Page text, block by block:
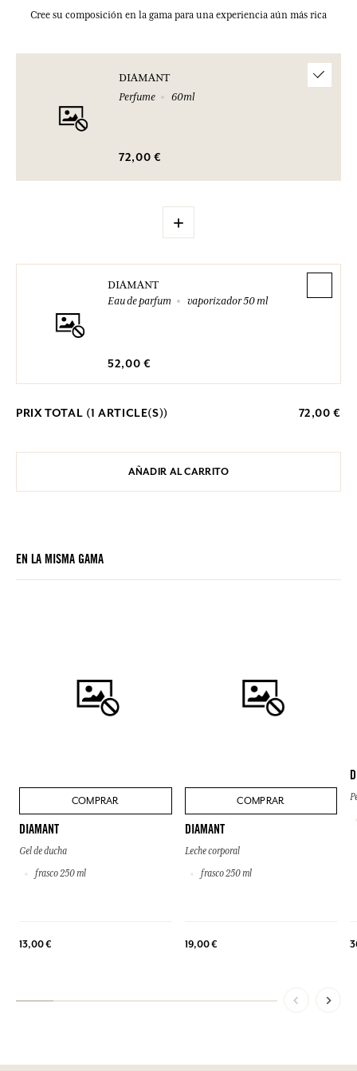
Cree su composición en la gama para una experiencia aún más rica
DIAMANT
Perfume
60ml
72,00 €
+
DIAMANT
Eau de parfum
vaporizador 50 ml
52,00 €
PRIX TOTAL (1 ARTICLE(S)) 72,00 €
AÑADIR AL CARRITO
EN LA MISMA GAMA
COMPRAR
DIAMANT
Gel de ducha
frasco 250 ml
13,00 €
COMPRAR
DIAMANT
Leche corporal
frasco 250 ml
19,00 €